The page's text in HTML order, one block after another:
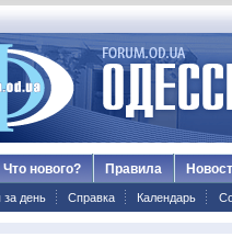
день Справка Календарь
Что нового? Правила